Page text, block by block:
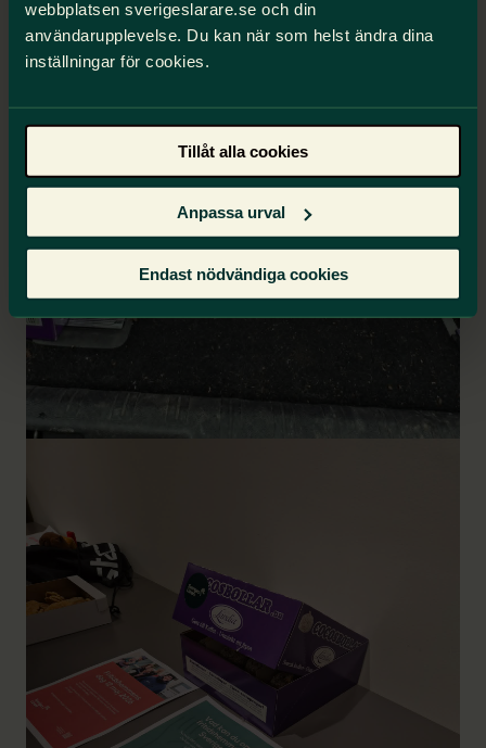
webbplatsen sverigeslarare.se och din
användarupplevelse. Du kan när som helst ändra dina
inställningar för cookies.
Tillåt alla cookies
Anpassa urval
Endast nödvändiga cookies